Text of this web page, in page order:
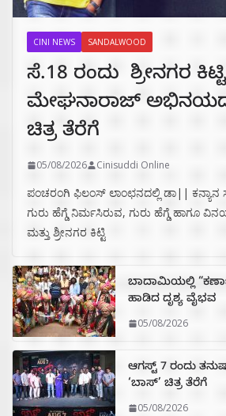
CINI NEWS SANDALWOOD
ಸೆ.18 ರಂದು ಶ್ರೀನಗರ
ಮೇಘನಾರಾಜ್
ಚಿತ್ರ ತೆರೆಗೆ
05/08/2026 Cinisuddi Online
ಪಂಚರಂಗಿ ಫಿಲಂಸ್ ಲಾಂಛನದಲ್ಲಿ ಡಾ|| ಕನ್ಯಾನ
ಗುರು ಹೆಗ್ಡೆ ನಿರ್ಮಸಿರುವ, ಗುರು ಹೆಗ್ಡೆ ಹಾಗೂ
ಮತ್ತು ಶ್ರೀನಗರ ಕಿಟ್ಟಿ
ಬಾದಾಮಿಯಲ್ಲಿ
ಹಾಡಿದ ದೃಶ್ಯ ವೈಭವ
05/08/2026
ಆಗಸ್ಟ್ 7 ರಂದು
‘ಬಾಸ್’ ಚಿತ್ರ ತೆರೆಗೆ
05/08/2026